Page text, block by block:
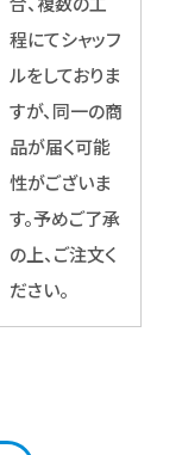
程にてシャッフ
ルをしておりま
すが、同一の商
品が届く可能
性がございま
す。予めご了承
の上、ご注文く
ださい。